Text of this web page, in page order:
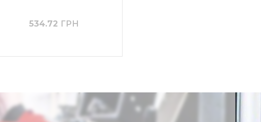
534.72 ГРН